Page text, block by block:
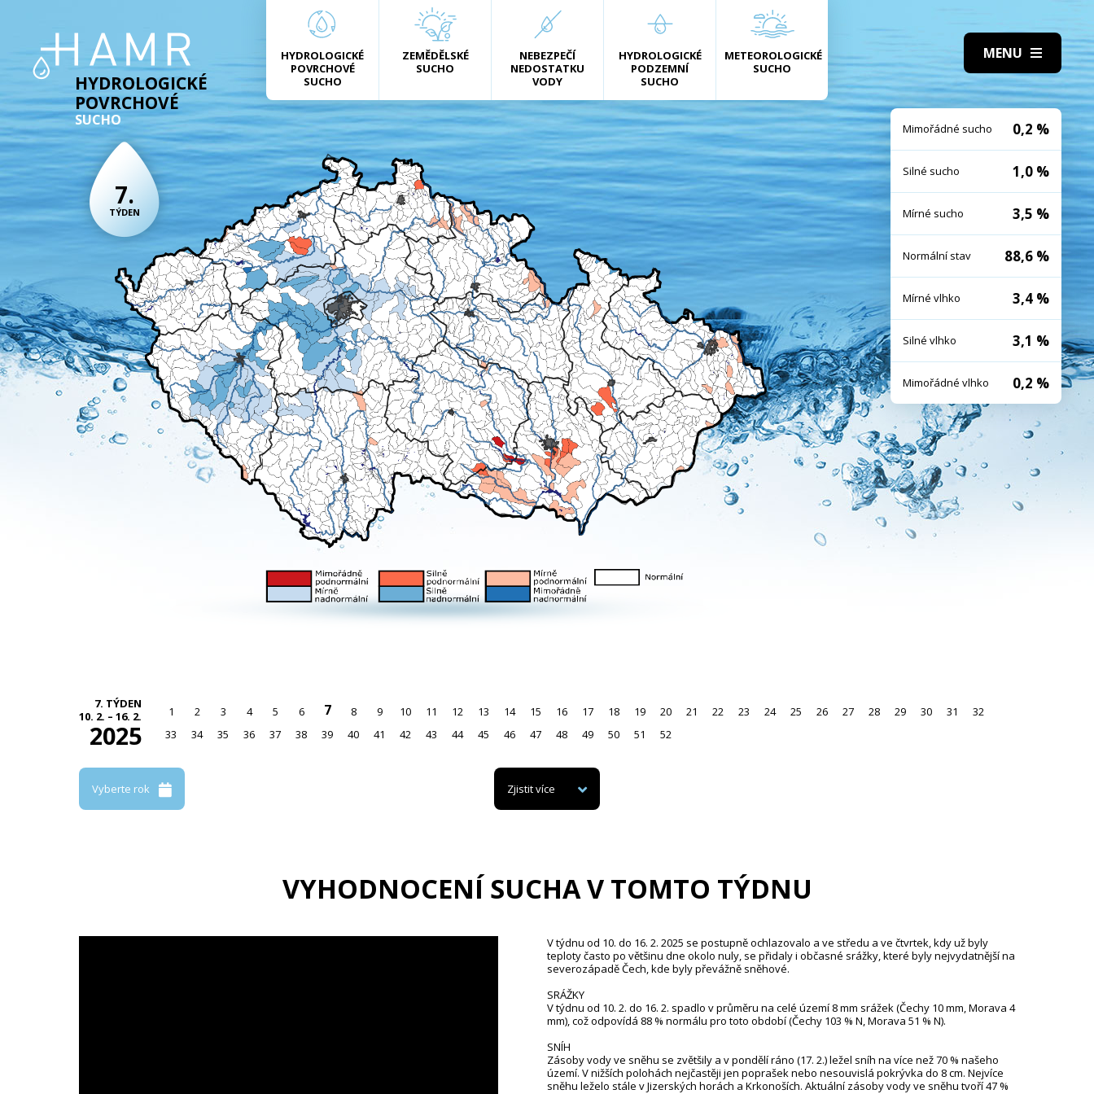
HYDROLOGICKÉ
POVRCHOVÉ
SUCHO
ZEMĚDĚLSKÉ
SUCHO
NEBEZPEČÍ
NEDOSTATKU
VODY
HYDROLOGICKÉ
PODZEMNÍ
SUCHO
METEOROLOGICKÉ
SUCHO
HYDROLOGICKÉ
POVRCHOVÉ
SUCHO
7.
TÝDEN
7. TÝDEN
10. 2. – 16. 2.
2025
1 2 3 4 5 6 7 8 9 10 11 12 13 14 15 16 17 18 19 20 21 22 23 24 25 26 27 28 29 30 31
32
33
34 35 36 37 38 39 40 41 42 43 44 45 46 47 48 49 50 51 52
Mimořádné sucho 0,2 %
Silné sucho 1,0 %
Mírné sucho 3,5 %
Normální stav 88,6 %
Mírné vlhko 3,4 %
Silné vlhko 3,1 %
Mimořádné vlhko 0,2 %
Vyberte rok Zjistit více
VYHODNOCENÍ SUCHA V TOMTO TÝDNU
V týdnu od 10. do 16. 2. 2025 se postupně ochlazovalo a ve středu a ve čtvrtek, kdy už byly
teploty často po většinu dne okolo nuly, se přidaly i občasné srážky, které byly nejvydatnější na
severozápadě Čech, kde byly převážně sněhové.
SRÁŽKY
V týdnu od 10. 2. do 16. 2. spadlo v průměru na celé území 8 mm srážek (Čechy 10 mm, Morava 4
mm), což odpovídá 88 % normálu pro toto období (Čechy 103 % N, Morava 51 % N).
SNÍH
Zásoby vody ve sněhu se zvětšily a v pondělí ráno (17. 2.) ležel sníh na více než 70 % našeho
území. V nižších polohách nejčastěji jen poprašek nebo nesouvislá pokrývka do 8 cm. Nejvíce
sněhu leželo stále v Jizerských horách a Krkonoších. Aktuální zásoby vody ve sněhu tvoří 47 %